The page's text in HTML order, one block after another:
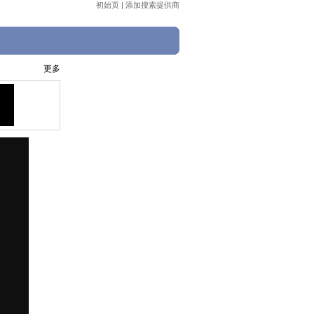
初始页 | 添加搜索提供商
更多